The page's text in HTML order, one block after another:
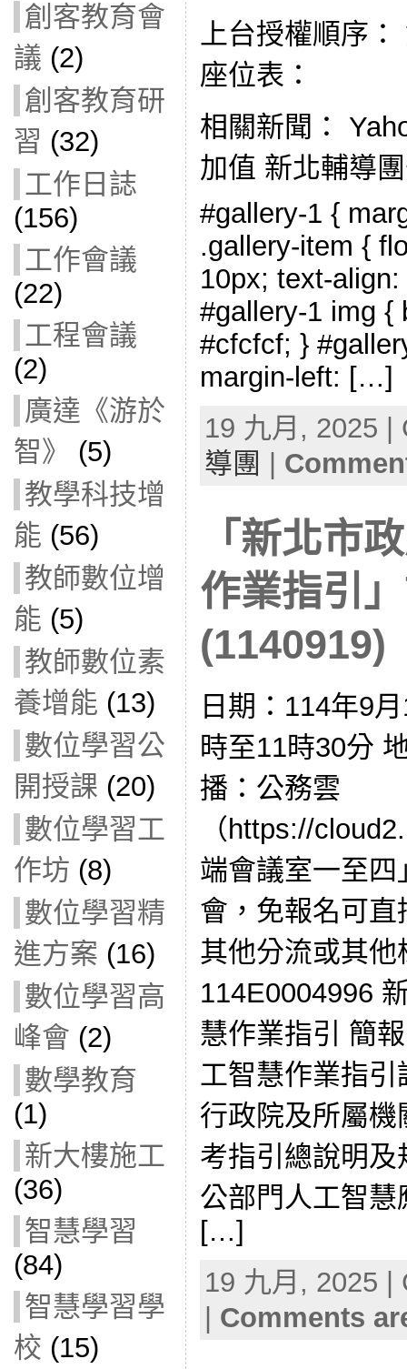
創客教育會
議 (2)
創客教育研
習 (32)
工作日誌
(156)
工作會議
(22)
工程會議
(2)
廣達《游於
智》
(5)
教學科技增
能 (56)
教師數位增
能 (5)
教師數位素
養增能 (13)
數位學習公
開授課 (20)
數位學習工
作坊 (8)
數位學習精
進方案 (16)
數位學習高
峰會 (2)
數學教育
(1)
新大樓施工
(36)
智慧學習
(84)
智慧學習學
校 (15)
上台授權順序
座位表：
相關新聞：
加值 新北輔導
#gallery-1 {
.gallery-item {
10px; text-
#gallery-1 img {
#cfcfcf; }
margin-left: […]
19 九月, 2025
導團
「新北市
作業指引
(1140919)
日期：114年9
時至11時30分
播：公務雲
（https://
端會議室一至
會，免報名可
其他分流或其
114E0004996
慧作業指引 簡
工智慧作業指
行政院及所屬
考指引總說明
公部門人工智
[…]
19 九月, 2025
| Comments